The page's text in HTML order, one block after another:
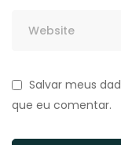
Salvar meus
que eu comentar.